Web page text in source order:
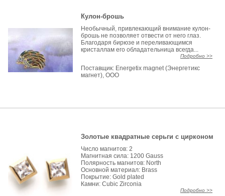
Кулон-брошь
Необычный, привлекающий внимание кулон-
брошь не позволяет отвести от него глаз.
Благодаря бирюзе и переливающимся
кристаллам его обладательница всегда...
Подробно >>
Поставщик: Energetix magnet (Энергетикс
магнет), ООО
Золотые квадратные серьги с цирконом
Число магнитов: 2
Магнитная сила: 1200 Gauss
Полярность магнитов: North
Основной материал: Brass
Покрытие: Gold plated
Камни: Cubic Zirconia
Подробно >>